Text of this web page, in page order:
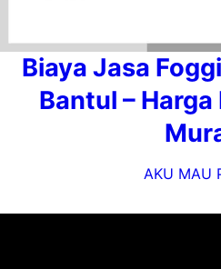
Biaya Jasa
Bantul – Harga
AKU MAU